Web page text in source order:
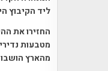
ליד הקיבוץ
החזירו את
מטבעות
מהארץ